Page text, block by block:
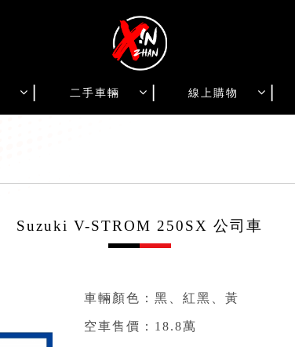
二手車輛 線上購物
Suzuki V-STROM 250SX 公司車
車輛顏色：黑、紅黑、黃
空車售價：18.8萬